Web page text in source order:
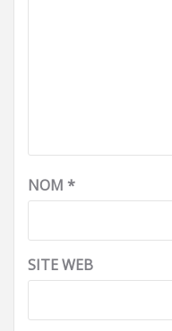
NOM *
SITE WEB